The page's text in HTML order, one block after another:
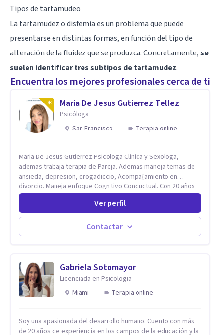
Tipos de tartamudeo
La tartamudez o disfemia es un problema que puede
presentarse en distintas formas, en función del tipo de
alteración de la fluidez que se produzca. Concretamente,se
suelen identificar tres subtipos de tartamudez.
Encuentra los mejores profesionales cerca de ti
Maria De Jesus Gutierrez Tellez
Psicóloga
San Francisco
Terapia online
Maria De Jesus Gutierrez Psicologa Clinica y Sexologa,
ademas trabaja terapia de Pareja. Ademas maneja temas de
ansieda, depresion, drogadiccio, Acompa{amiento en
divorcio. Maneja enfoque Cognitivo Conductual. Con 20 años
de experiencia, constantemente capacitandose en las
diferntes areas de la Salud Mental.
Ver perfil
Contactar
Gabriela Sotomayor
Licenciada en Psicologia
Miami
Terapia online
Soy una apasionada del desarrollo humano. Cuento con más
de 20 años de experiencia en los campos de la educación y la